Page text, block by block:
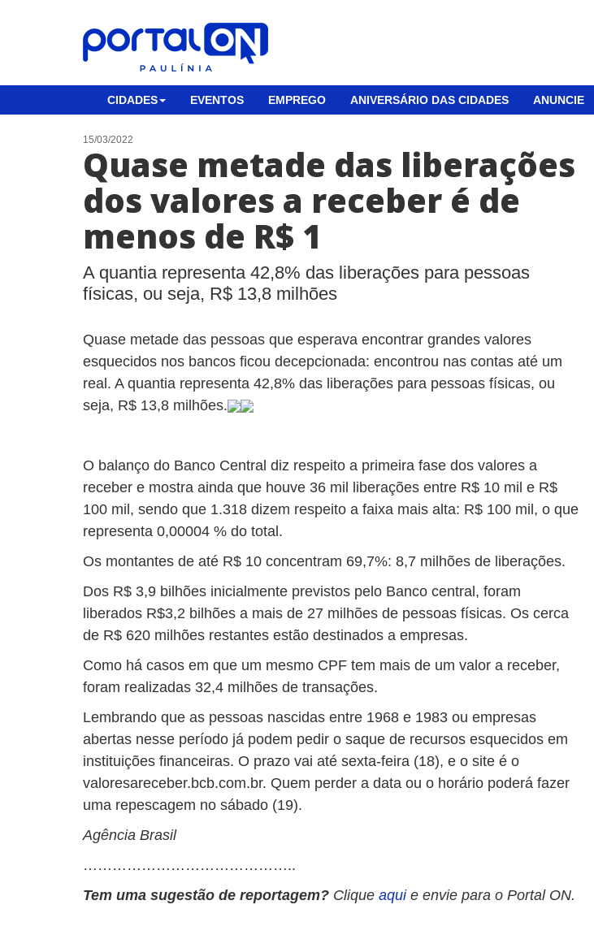
CIDADES EVENTOS EMPREGO ANIVERSÁRIO DAS CIDADES ANUNCIE
15/03/2022
Quase metade das liberações
dos valores a receber é de
menos de R$ 1
A quantia representa 42,8% das liberações para pessoas
físicas, ou seja, R$ 13,8 milhões
Quase metade das pessoas que esperava encontrar grandes valores
esquecidos nos bancos ficou decepcionada: encontrou nas contas até um
real. A quantia representa 42,8% das liberações para pessoas físicas, ou
seja, R$ 13,8 milhões.
O balanço do Banco Central diz respeito a primeira fase dos valores a
receber e mostra ainda que houve 36 mil liberações entre R$ 10 mil e R$
100 mil, sendo que 1.318 dizem respeito a faixa mais alta: R$ 100 mil, o que
representa 0,00004 % do total.
Os montantes de até R$ 10 concentram 69,7%: 8,7 milhões de liberações.
Dos R$ 3,9 bilhões inicialmente previstos pelo Banco central, foram
liberados R$3,2 bilhões a mais de 27 milhões de pessoas físicas. Os cerca
de R$ 620 milhões restantes estão destinados a empresas.
Como há casos em que um mesmo CPF tem mais de um valor a receber,
foram realizadas 32,4 milhões de transações.
Lembrando que as pessoas nascidas entre 1968 e 1983 ou empresas
abertas nesse período já podem pedir o saque de recursos esquecidos em
instituições financeiras. O prazo vai até sexta-feira (18), e o site é o
valoresareceber.bcb.com.br. Quem perder a data ou o horário poderá fazer
uma repescagem no sábado (19).
Agência Brasil
……………………………………..
Tem uma sugestão de reportagem? Clique aqui e envie para o Portal ON.